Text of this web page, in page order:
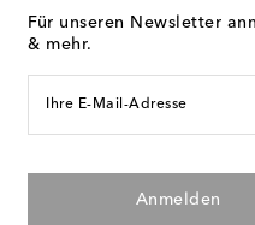
Für unseren Newsletter
& mehr.
Ihre E-Mail-Adresse
Anmelden